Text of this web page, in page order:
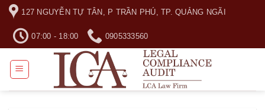
Skip
content
127 NGUYỄN TỰ TÂN, P TRẦN PHÚ, TP. QUẢNG NGÃI
07:00 - 18:00 0905333560